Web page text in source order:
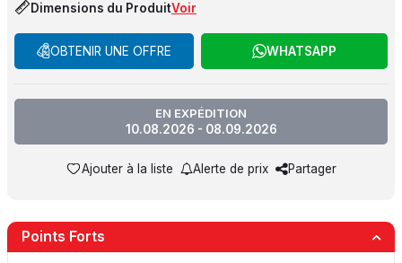
Dimensions du ProduitVoir
OBTENIR UNE OFFRE WHATSAPP
EN EXPÉDITION
10.08.2026 - 08.09.2026
Ajouter à la liste Alerte de prix Partager
Points Forts